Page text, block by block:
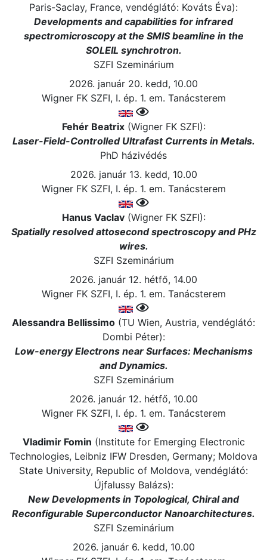
Paris-Saclay, France, vendéglátó: Kováts Éva):
Developments and capabilities for infrared
spectromicroscopy at the SMIS beamline in the
SOLEIL synchrotron.
SZFI Szeminárium
2026. január 20. kedd, 10.00
Wigner FK SZFI, I. ép. 1. em. Tanácsterem
Fehér Beatrix(Wigner FK SZFI):
Laser-Field-Controlled Ultrafast Currents in Metals.
PhD házivédés
2026. január 13. kedd, 10.00
Wigner FK SZFI, I. ép. 1. em. Tanácsterem
Hanus Vaclav(Wigner FK SZFI):
Spatially resolved attosecond spectroscopy and PHz
wires.
SZFI Szeminárium
2026. január 12. hétfő, 14.00
Wigner FK SZFI, I. ép. 1. em. Tanácsterem
Alessandra Bellissimo (TU Wien, Austria, vendéglátó:
Dombi Péter):
Low-energy Electrons near Surfaces: Mechanisms
and Dynamics.
SZFI Szeminárium
2026. január 12. hétfő, 10.00
Wigner FK SZFI, I. ép. 1. em. Tanácsterem
Vladimir Fomin (Institute for Emerging Electronic
Technologies, Leibniz IFW Dresden, Germany; Moldova
State University, Republic of Moldova, vendéglátó:
Újfalussy Balázs):
New Developments in Topological, Chiral and
Reconfigurable Superconductor Nanoarchitectures.
SZFI Szeminárium
2026. január 6. kedd, 10.00